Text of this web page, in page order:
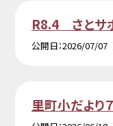
R8.4 さと
公開日 2026/07/07
里町小だより